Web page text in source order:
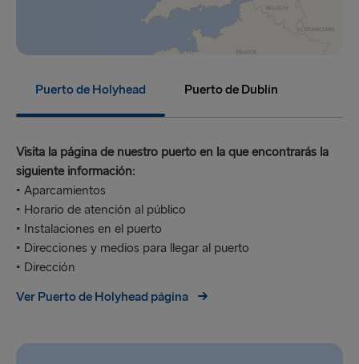
Puerto de Holyhead Puerto de Dublín
Visita la página de nuestro puerto en la que encontrarás la
siguiente información:
• Aparcamientos
• Horario de atención al público
• Instalaciones en el puerto
• Direcciones y medios para llegar al puerto
• Dirección
Ver Puerto de Holyhead página